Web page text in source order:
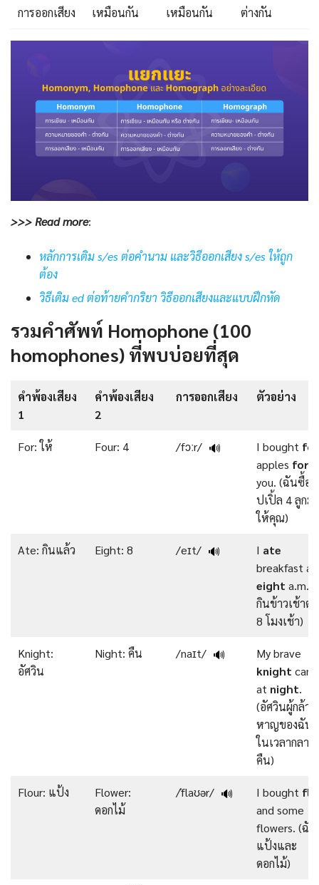
การออกเสียง เหมือนกัน เหมือนกัน ต่างกัน
>>> Read more:
หลักการเติม s/es ต่อคำนาม และวิธีออกเสียง s/es ให้ถูก
ต้อง
วิธีเติม ed ต่อท้ายคำกริยา วิธีออกเสียงและแบบฝึกหัด
รวมคําศัพท์ Homophone (100
homophones) ที่พบบ่อยที่สุด
คำพ้องเสียง
1
คำพ้องเสียง
2
การออกเสียง ตัวอย่าง
For: ให้ Four: 4 /fɔːr/ 🔊 I bought
apples for
you. (ฉันซื้อ
ปเปิ้ล 4 ลูกมา
ให้คุณ)
Ate: กินแล้ว Eight: 8 /eɪt/ 🔊 I ate
breakfast at
eight a.m.
กินข้าวเช้าต
8 โมงเช้า)
Knight:
อัศวิน
Night: คืน /naɪt/ 🔊
My brave
knight
at night.
(อัศวินผู้กล้า
หาญของฉัน
ในเวลากลาง
คืน)
Flour: แป้ง
Flower:
ดอกไม้
/ˈflaʊər/ 🔊 I bought
and some
flowers. (ฉั
แป้งและ
ดอกไม้)